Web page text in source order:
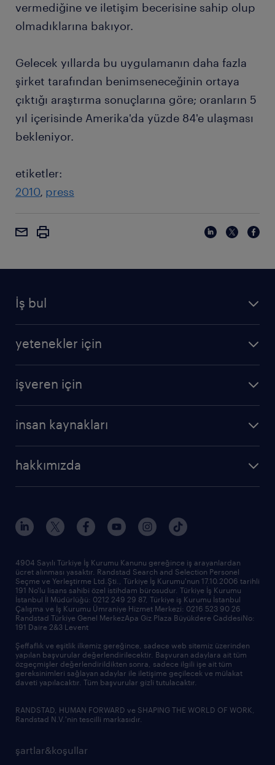
vermediğine ve iletişim becerisine sahip olup
olmadıklarına bakıyor.
Gelecek yıllarda bu uygulamanın daha fazla
şirket tarafından benimseneceğinin ortaya
çıktığı araştırma sonuçlarına göre; oranların 5
yıl içerisinde Amerika'da yüzde 84'e ulaşması
bekleniyor.
etiketler:
2010 press
İş bul
yetenekler için
işveren için
insan kaynakları
hakkımızda
şartlar&koşullar
4904 Sayılı Türkiye İş Kurumu Kanunu gereğince iş arayanlardan
ücret alınması yasaktır. Randstad Search and Selection Personel
Seçme ve Yerleştirme Ltd.Şti., Türkiye İş Kurumu'nun 17.10.2006 tarihli
191 No'lu lisans sahibi özel istihdam bürosudur. Türkiye İş Kurumu
İstanbul İl Müdürlüğü: 0212 249 29 87, Türkiye iş Kurumu İstanbul
Çalışma ve İş Kurumu Ümraniye Hizmet Merkezi: 0216 523 90 26
Randstad Türkiye Genel MerkezApa Giz Plaza Büyükdere CaddesiNo:
191 Daire 2&3 Levent
Şeffaflık ve eşitlik ilkemiz gereğince, sadece web sitemiz üzerinden
yapılan başvurular değerlendirilecektir. Başvuran adaylara ait tüm
özgeçmişler değerlendirildikten sonra, sadece ilgili işe ait tüm
gereksinimleri sağlayan adaylar ile iletişime geçilecek ve mülakat
daveti yapılacaktır. Tüm başvurular gizli tutulacaktır.
RANDSTAD, HUMAN FORWARD ve SHAPING THE WORLD OF WORK,
Randstad N.V.'nin tescilli markasıdır.